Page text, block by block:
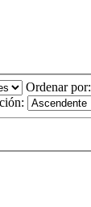
Ordenar por: